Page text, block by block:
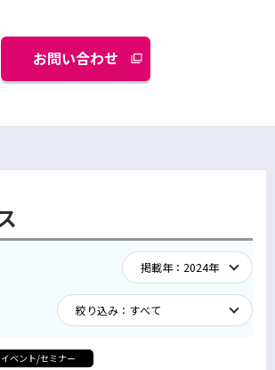
お問い合わせ
イベント/セミナー